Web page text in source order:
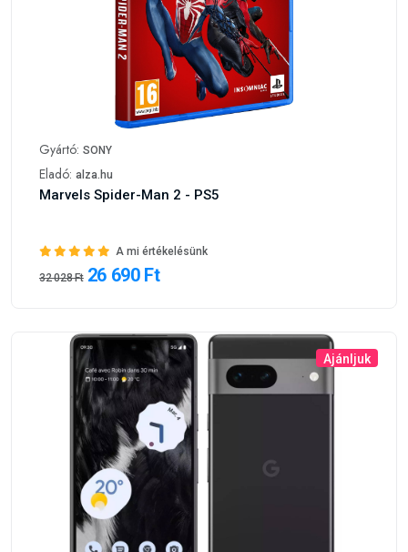
Gyártó: SONY
Eladó: alza.hu
Marvels Spider-Man 2 - PS5
A mi értékelésünk
32 028 Ft 26 690 Ft
Ajánljuk